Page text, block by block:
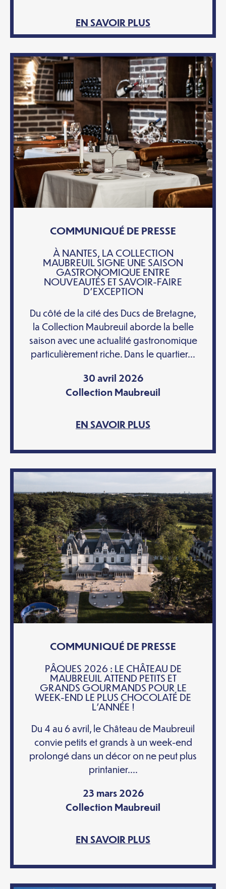
EN SAVOIR PLUS
COMMUNIQUÉ DE PRESSE
À NANTES, LA COLLECTION
MAUBREUIL SIGNE UNE SAISON
GASTRONOMIQUE ENTRE
NOUVEAUTÉS ET SAVOIR-FAIRE
D’EXCEPTION
Du côté de la cité des Ducs de Bretagne,
la Collection Maubreuil aborde la belle
saison avec une actualité gastronomique
particulièrement riche. Dans le quartier...
30 avril 2026
Collection Maubreuil
EN SAVOIR PLUS
COMMUNIQUÉ DE PRESSE
PÂQUES 2026 : LE CHÂTEAU DE
MAUBREUIL ATTEND PETITS ET
GRANDS GOURMANDS POUR LE
WEEK-END LE PLUS CHOCOLATÉ DE
L’ANNÉE !
Du 4 au 6 avril, le Château de Maubreuil
convie petits et grands à un week-end
prolongé dans un décor on ne peut plus
printanier....
23 mars 2026
Collection Maubreuil
EN SAVOIR PLUS